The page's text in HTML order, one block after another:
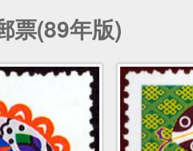
票(89年版)